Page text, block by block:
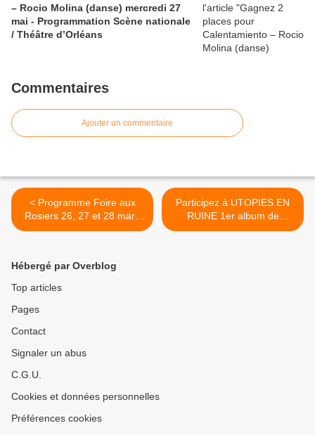
– Rocio Molina (danse) mercredi 27
mai - Programmation Scène nationale
/ Théâtre d’Orléans
Commentaires
Ajouter un commentaire
< Programme Foire aux
Rosiers 26, 27 et 28 mars
à...
Participez à UTOPIES EN
RUINE 1er album de
compos... >
Hébergé par Overblog
Top articles
Pages
Contact
Signaler un abus
C.G.U.
Cookies et données personnelles
Préférences cookies